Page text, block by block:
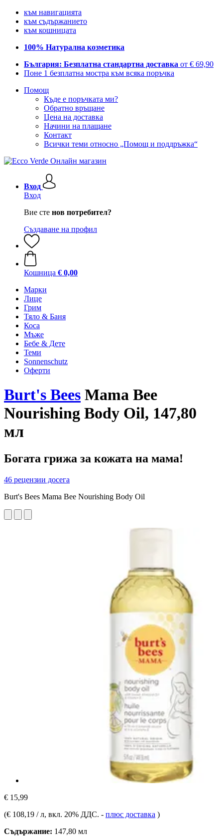
към навигацията
към съдържанието
към кошницата
100% Натурална козметика
България: Безплатна стандартна доставка от € 69,90
Поне 1 безплатна мостра към всяка поръчка
Помощ
Къде е поръчката ми?
Обратно връщане
Цена на доставка
Начини на плащане
Контакт
Всички теми относно „Помощ и поддръжка“
Вход
Вход
Вие сте нов потребител?
Създаване на профил
Кошница € 0,00
Марки
Лице
Грим
Тяло & Баня
Коса
Мъже
Бебе & Дете
Теми
Sonnenschutz
Оферти
Burt's Bees Mama Bee
Nourishing Body Oil, 147,80
мл
Богата грижа за кожата на мама!
46 рецензии досега
Burt's Bees Mama Bee Nourishing Body Oil
€ 15,99
(€ 108,19 / л, вкл. 20% ДДС. - плюс доставка )
Съдържание: 147,80 мл